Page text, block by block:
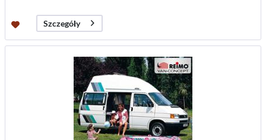
Szczegóły